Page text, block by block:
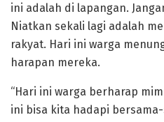
ini adalah di lapangan.
Niatkan sekali lagi adalah
rakyat. Hari ini warga
harapan mereka.
“Hari ini warga berharap
ini bisa kita hadapi